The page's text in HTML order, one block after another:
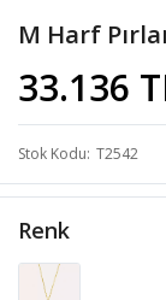
M Harf
33.136
Stok Kodu T2542
Renk